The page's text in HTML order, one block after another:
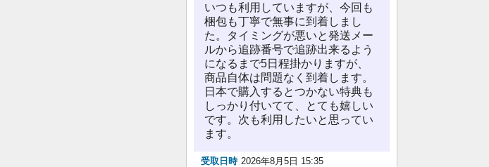
いつも利用していますが、今回も
梱包も丁寧で無事に到着しまし
た。タイミングが悪いと発送メー
ルから追跡番号で追跡出来るよう
になるまで5日程掛かりますが、
商品自体は問題なく到着します。
日本で購入するとつかない特典も
しっかり付いてて、とても嬉しい
です。次も利用したいと思ってい
ます。
受取日時 2026年8月5日 15:35